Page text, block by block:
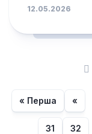
12.05.2026
« Перша «
31 32